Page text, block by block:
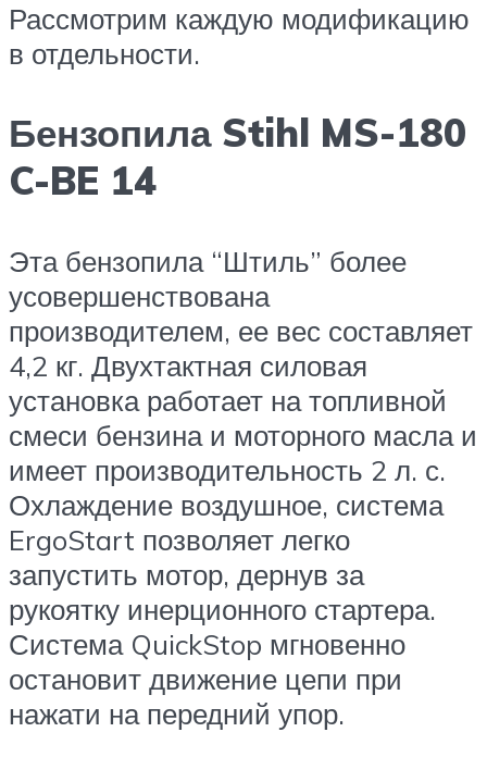
Рассмотрим каждую модификацию
в отдельности.
Бензопила Stihl MS-180
C-BE 14
Эта бензопила “Штиль” более
усовершенствована
производителем, ее вес составляет
4,2 кг. Двухтактная силовая
установка работает на топливной
смеси бензина и моторного масла и
имеет производительность 2 л. с.
Охлаждение воздушное, система
ErgoStart позволяет легко
запустить мотор, дернув за
рукоятку инерционного стартера.
Система QuickStop мгновенно
остановит движение цепи при
нажати на передний упор.